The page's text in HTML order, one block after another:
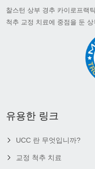
찰스턴 상부 경추 카이로프랙
척추 교정 치료에 중점을 둔 상
유용한 링크
UCC 란 무엇입니까?
교정 척추 치료